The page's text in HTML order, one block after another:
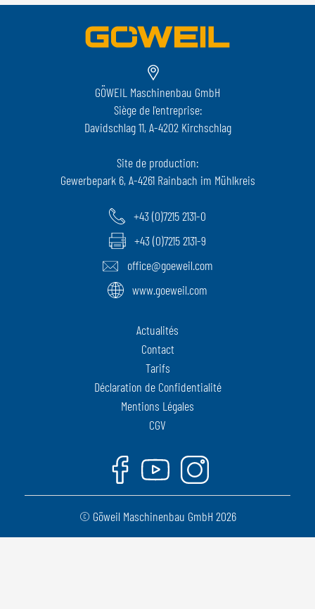
GÖWEIL Maschinenbau GmbH
Siège de l'entreprise:
Davidschlag 11, A-4202 Kirchschlag
Site de production:
Gewerbepark 6, A-4261 Rainbach im Mühlkreis
+43 (0)7215 2131-0
+43 (0)7215 2131-9
office@goeweil.com
www.goeweil.com
Actualités
Contact
Tarifs
Déclaration de Confidentialité
Mentions Légales
CGV
Facebook
YoutubeInstagram
© Göweil Maschinenbau GmbH 2026